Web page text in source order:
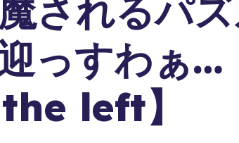
されるパ
っすわぁ…
left】